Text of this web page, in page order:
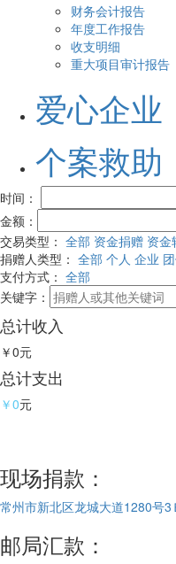
财务会计报告
年度工作报告
收支明细
重大项目审计报告
爱心企业
个案救助
时间：
金额：
交易类型： 全部 资金捐赠 资金
捐赠人类型： 全部 个人 企业
支付方式： 全部
关键字：
总计收入
￥0元
总计支出
￥0元
现场捐款：
常州市新北区龙城大道1280号3
邮局汇款：